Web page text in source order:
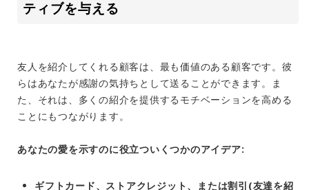
ティブを与える
友人を紹介してくれる顧客は、最も価値のある顧客です。彼
らはあなたが感謝の気持ちとして送ることができます。ま
た、それは、多くの紹介を提供するモチベーションを高める
ことにもつながります。
あなたの愛を示すのに役立ついくつかのアイデア:
ギフトカード、ストアクレジット、または割引(友達を紹